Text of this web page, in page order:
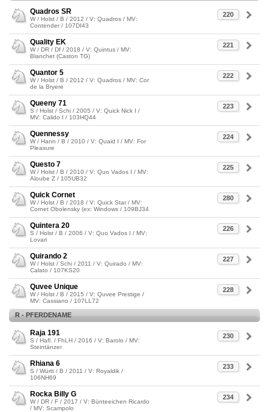
220
Quadros SR
W / Holst / B / 2012 / V: Quadros / MV:
Contender / 107DI43
221
Quality EK
W / DR / Df / 2018 / V: Quintus / MV:
Blanchet (Caston TG)
222
Quantor 5
W / Holst / B / 2012 / V: Quadros / MV: Cor
de la Bryere
223
Queeny 71
S / Holst / Schi / 2005 / V: Quick Nick I /
MV: Calido I / 103HQ44
224
Quennessy
W / Hann / B / 2010 / V: Quaid I / MV: For
Pleasure
225
Questo 7
W / Holst / B / 2010 / V: Quo Vados I / MV:
Aloube Z / 105UB32
280
Quick Cornet
W / Holst / B / 2018 / V: Quick Star / MV:
Cornet Obolensky (ex: Windows / 109BJ34
226
Quintera 20
S / Holst / B / 2006 / V: Quo Vados I / MV:
Lovari
227
Quirando 2
W / Holst / Schi / 2011 / V: Quirado / MV:
Calato / 107KS20
228
Quvee Unique
W / Holst / B / 2015 / V: Quvee Prestige /
MV: Cassiano / 107LL72
R - PFERDENAME
230
Raja 191
S / Hafl. / FhLH / 2016 / V: Barolo / MV:
Steintänzer
233
Rhiana 6
S / Württ / B / 2011 / V: Royaldik /
106NH69
234
Rocka Billy G
W / DR / F / 2017 / V: Bünteeichen Ricardo
/ MV: Scampolo